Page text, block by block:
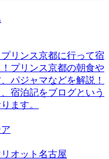
リンス京都に行って宿
プリンス京都の朝食や
パジャマなどを解説！
宿泊記をブログという
ます。
オット名古屋